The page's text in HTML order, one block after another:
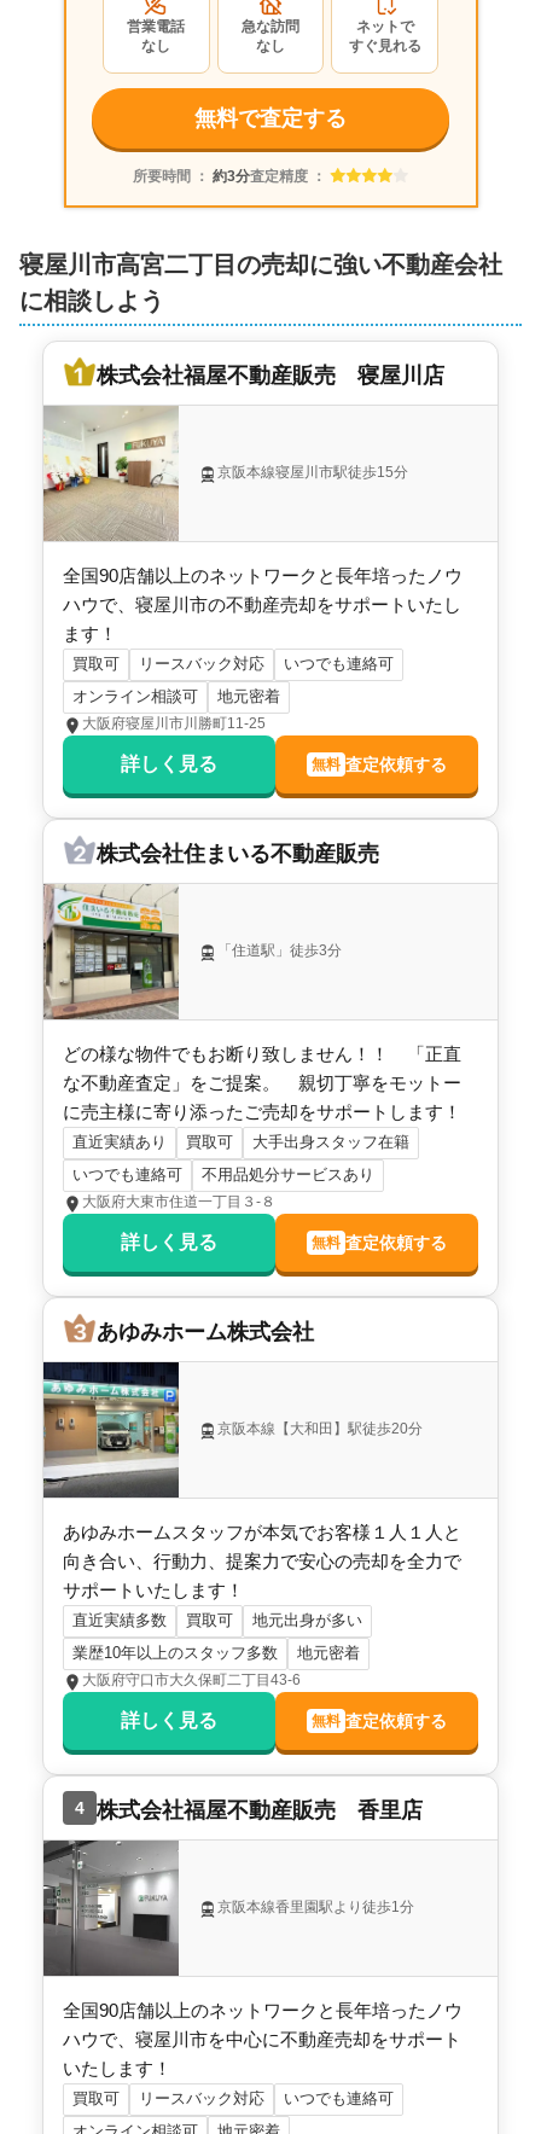
1,800 2020年5月
大阪府寝屋川市高宮二丁目
築年数:27年
建物面積:111㎡ 土地面積:133㎡
株式会社福屋不動産販売 香里店
2,000万円 2018年7月
大阪府寝屋川市高宮二丁目
階数:2階
建物面積:98㎡ 土地面積:110 ㎡
株式会社福屋不動産販売 香里店
1,900万円 2014年7月
大阪府寝屋川市高宮二丁目
階数:2階
土地面積:96㎡
センチュリー21 フロンティア住宅販売枚方店
2,000万円 2014年7月
大阪府寝屋川市高宮二丁目
階数:2階
センチュリー21 フロンティア住宅販売枚方店
2,200 万円
大阪府寝屋川市高宮二丁目
階数:2階 建物面積:107㎡
土地面積:93㎡
センチュリー21 フロンティア住宅販売枚方店
2,200 万円
大阪府寝屋川市高宮二丁目
階数:2 階 建物面積:90
㎡
土地面積:
100 ㎡
プラウデストホーム株式会社
2,500万円
大阪府寝屋川市高宮二丁目
階数: 2階 建物面積: 92㎡
土地面積:
プラウデストホーム株式会社
2,500 2009年5月
大阪府寝屋川市高宮二丁目
階数:2階 建物面積:92㎡
土地面積:100㎡
営業電話
なし
急な訪問
なし
ネットで
すぐ見れる
無料で査定する
所要時間 ： 約3分査定精度 ：
寝屋川市高宮二丁目の売却に強い不動産会社
に相談しよう
株式会社福屋不動産販売 寝屋川店
京阪本線寝屋川市駅徒歩15分
全国90店舗以上のネットワークと長年培ったノウ
ハウで、寝屋川市の不動産売却をサポートいたし
ます！
買取可 リースバック対応
いつでも連絡可
オンライン相談可
地元密着
大阪府寝屋川市川勝町11-25
詳しく見る 無料 査定依頼する
株式会社住まいる不動産販売
「住道駅」徒歩3分
どの様な物件でもお断り致しません！！ 「正直
な不動産査定」をご提案。 親切丁寧をモットー
に売主様に寄り添ったご売却をサポートします！
直近実績あり 買取可
大手出身スタッフ在籍
いつでも連絡可
不用品処分サービスあり
大阪府大東市住道一丁目３-８
詳しく見る 無料 査定依頼する
あゆみホーム株式会社
京阪本線【大和田】駅徒歩20分
あゆみホームスタッフが本気でお客様１人１人と
向き合い、行動力、提案力で安心の売却を全力で
サポートいたします！
直近実績多数 買取可
地元出身が多い
業歴10年以上のスタッフ多数
地元密着
大阪府守口市大久保町二丁目43-6
詳しく見る 無料 査定依頼する
4 株式会社福屋不動産販売 香里店
京阪本線香里園駅より徒歩1分
全国90店舗以上のネットワークと長年培ったノウ
ハウで、寝屋川市を中心に不動産売却をサポート
いたします！
買取可 リースバック対応
いつでも連絡可